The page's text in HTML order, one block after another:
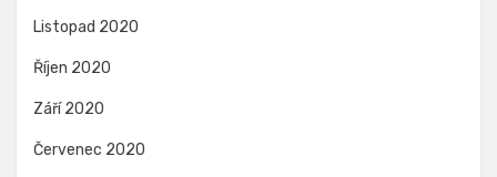
Listopad 2020
Říjen 2020
Září 2020
Červenec 2020